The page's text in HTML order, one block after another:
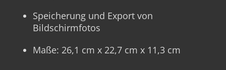
Speicherung und Export von
Bildschirmfotos
Maße: 26,1 cm x 22,7 cm x 11,3 cm